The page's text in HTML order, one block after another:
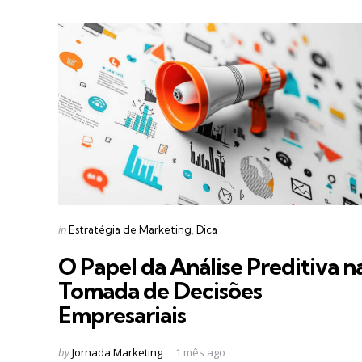
Categories
Posted
inEstratégia de Marketing Dica
O Papel da Análise Preditiva
Tomada de Decisões
Empresariais
Posted
byJornada Marketing 1 mês ago